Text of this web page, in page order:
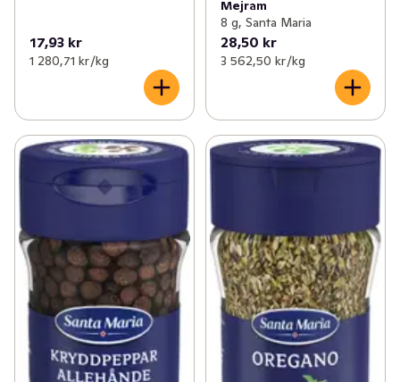
17,93 kr
1 280,71 kr /kg
Mejram
8 g, Santa Maria
28,50 kr
3 562,50 kr /kg